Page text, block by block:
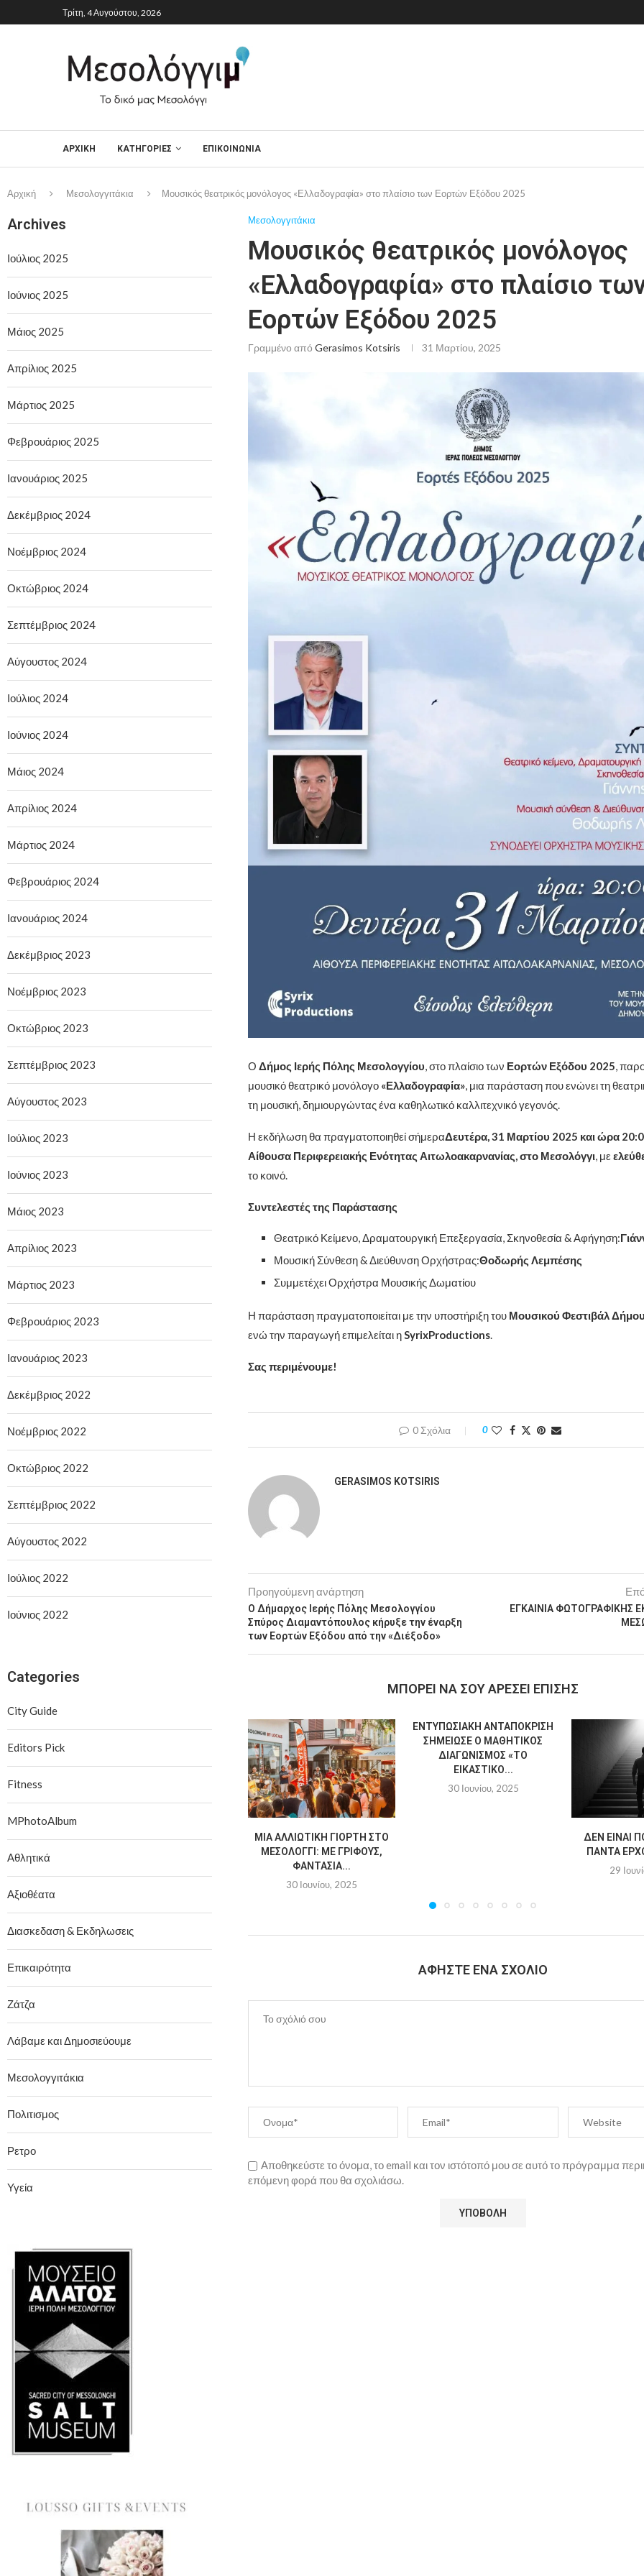
Τρίτη, 4 Αυγούστου, 2026
ΑΡΧΙΚΉ ΚΑΤΗΓΟΡΙΕΣ ΕΠΙΚΟΙΝΩΝΙΑ
Αρχική Μεσολογγιτάκια Μουσικός θεατρικός μονόλογος «Ελλαδογραφία» στο πλαίσιο των Εορτών Εξόδου 2025
Μεσολογγιτάκια
Μουσικός θεατρικός μονόλογος
«Ελλαδογραφία» στο πλαίσιο
Εορτών Εξόδου 2025
Γραμμένο από Gerasimos Kotsiris 31 Μαρτίου, 2025
Ο Δήμος Ιερής Πόλης Μεσολογγίου, στο πλαίσιο των Εορτών Εξόδου 2025,
μουσικό θεατρικό μονόλογο «Ελλαδογραφία», μια παράσταση που ενώνει τη
τη μουσική, δημιουργώντας ένα καθηλωτικό καλλιτεχνικό γεγονός.
Η εκδήλωση θα πραγματοποιηθεί σήμεραΔευτέρα, 31 Μαρτίου 2025 και ώρα
Αίθουσα Περιφερειακής Ενότητας Αιτωλοακαρνανίας, στο Μεσολόγγι, με
το κοινό.
Συντελεστές της Παράστασης
Θεατρικό Κείμενο, Δραματουργική Επεξεργασία, Σκηνοθεσία & Αφήγηση:
Μουσική Σύνθεση & Διεύθυνση Ορχήστρας:Θοδωρής Λεμπέσης
Συμμετέχει Ορχήστρα Μουσικής Δωματίου
Η παράσταση πραγματοποιείται με την υποστήριξη του Μουσικού Φεστιβάλ
ενώ την παραγωγή επιμελείται ηSyrixProductions.
Σας περιμένουμε!
0 Σχόλια 0
GERASIMOS KOTSIRIS
Προηγούμενη ανάρτηση
Ο Δήμαρχος Ιερής Πόλης Μεσολογγίου
Σπύρος Διαμαντόπουλος κήρυξε την έναρξη
των Εορτών Εξόδου από την «Διέξοδο»
ΕΓΚΑΙΝΙΑ ΦΩΤΟΓΡΑΦΙΚΗΣ
MΠΟΡΕΊ ΝΑ ΣΟΥ ΑΡΈΣΕΙ ΕΠΊΣΗΣ
ΜΙΑ ΑΛΛΙΏΤΙΚΗ ΓΙΟΡΤΉ ΣΤΟ
ΜΕΣΟΛΌΓΓΙ: ΜΕ ΓΡΊΦΟΥΣ,
ΦΑΝΤΑΣΊΑ...
30 Ιουνίου, 2025
ΕΝΤΥΠΩΣΙΑΚΉ ΑΝΤΑΠΌΚΡΙΣΗ
ΣΗΜΕΊΩΣΕ Ο ΜΑΘΗΤΙΚΌΣ
ΔΙΑΓΩΝΙΣΜΌΣ «ΤΟ
ΕΙΚΑΣΤΙΚΌ...
30 Ιουνίου, 2025
ΔΕΝ ΕΊΝΑΙ
ΠΆΝΤΑ
29
ΑΦΉΣΤΕ ΈΝΑ ΣΧΌΛΙΟ
Αποθηκεύστε το όνομα, το email και τον ιστότοπό μου σε αυτό το πρόγραμμα
επόμενη φορά που θα σχολιάσω.
Archives
Ιούλιος 2025
Ιούνιος 2025
Μάιος 2025
Απρίλιος 2025
Μάρτιος 2025
Φεβρουάριος 2025
Ιανουάριος 2025
Δεκέμβριος 2024
Νοέμβριος 2024
Οκτώβριος 2024
Σεπτέμβριος 2024
Αύγουστος 2024
Ιούλιος 2024
Ιούνιος 2024
Μάιος 2024
Απρίλιος 2024
Μάρτιος 2024
Φεβρουάριος 2024
Ιανουάριος 2024
Δεκέμβριος 2023
Νοέμβριος 2023
Οκτώβριος 2023
Σεπτέμβριος 2023
Αύγουστος 2023
Ιούλιος 2023
Ιούνιος 2023
Μάιος 2023
Απρίλιος 2023
Μάρτιος 2023
Φεβρουάριος 2023
Ιανουάριος 2023
Δεκέμβριος 2022
Νοέμβριος 2022
Οκτώβριος 2022
Σεπτέμβριος 2022
Αύγουστος 2022
Ιούλιος 2022
Ιούνιος 2022
Categories
City Guide
Editors Pick
Fitness
MPhotoAlbum
Αθλητικά
Αξιοθέατα
Διασκεδαση & Εκδηλωσεις
Επικαιρότητα
Ζάτζα
Λάβαμε και Δημοσιεύουμε
Μεσολογγιτάκια
Πολιτισμος
Ρετρο
Υγεία